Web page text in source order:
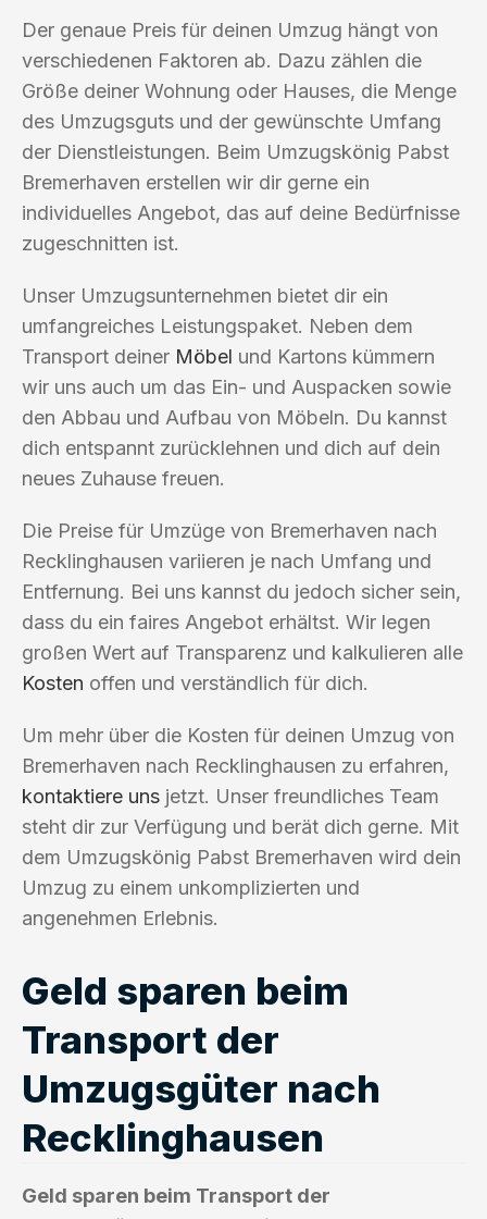
Der genaue Preis für deinen Umzug hängt von
verschiedenen Faktoren ab. Dazu zählen die
Größe deiner Wohnung oder Hauses, die Menge
des Umzugsguts und der gewünschte Umfang
der Dienstleistungen. Beim Umzugskönig Pabst
Bremerhaven erstellen wir dir gerne ein
individuelles Angebot, das auf deine Bedürfnisse
zugeschnitten ist.
Unser Umzugsunternehmen bietet dir ein
umfangreiches Leistungspaket. Neben dem
Transport deiner Möbel und Kartons kümmern
wir uns auch um das Ein- und Auspacken sowie
den Abbau und Aufbau von Möbeln. Du kannst
dich entspannt zurücklehnen und dich auf dein
neues Zuhause freuen.
Die Preise für Umzüge von Bremerhaven nach
Recklinghausen variieren je nach Umfang und
Entfernung. Bei uns kannst du jedoch sicher sein,
dass du ein faires Angebot erhältst. Wir legen
großen Wert auf Transparenz und kalkulieren alle
Kosten offen und verständlich für dich.
Um mehr über die Kosten für deinen Umzug von
Bremerhaven nach Recklinghausen zu erfahren,
kontaktiere uns jetzt. Unser freundliches Team
steht dir zur Verfügung und berät dich gerne. Mit
dem Umzugskönig Pabst Bremerhaven wird dein
Umzug zu einem unkomplizierten und
angenehmen Erlebnis.
Geld sparen beim
Transport der
Umzugsgüter nach
Recklinghausen
Geld sparen beim Transport der